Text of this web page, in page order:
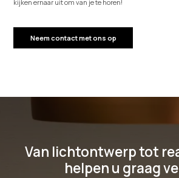
kijken ernaar uit om van je te horen!
Neem contact met ons op
Van lichtontwerp tot
helpen u graag